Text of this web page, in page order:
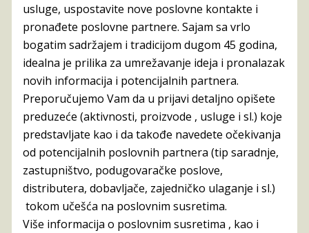
usluge, uspostavite nove poslovne kontakte i
pronađete poslovne partnere. Sajam sa vrlo
bogatim sadržajem i tradicijom dugom 45 godina,
idealna je prilika za umrežavanje ideja i pronalazak
novih informacija i potencijalnih partnera.
Preporučujemo Vam da u prijavi detaljno opišete
preduzeće (aktivnosti, proizvode , usluge i sl.) koje
predstavljate kao i da takođe navedete očekivanja
od potencijalnih poslovnih partnera (tip saradnje,
zastupništvo, podugovaračke poslove,
distributera, dobavljače, zajedničko ulaganje i sl.)
tokom učešća na poslovnim susretima.
Više informacija o poslovnim susretima , kao i